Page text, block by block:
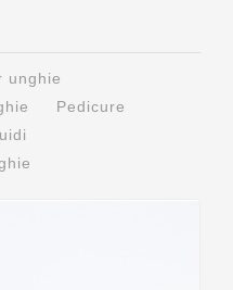
unghie
Pedicure